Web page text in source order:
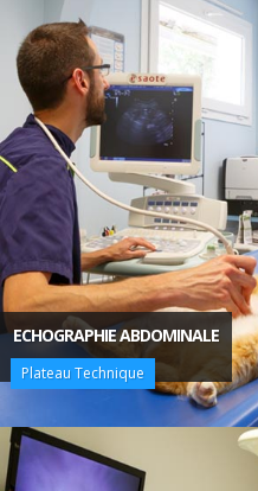
ECHOGRAPHIE ABDOMINALE
Plateau Technique